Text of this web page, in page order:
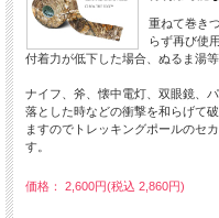
重ねて巻き
らず再び使
付着力が低下した場合、ぬるま湯
ナイフ、斧、懐中電灯、双眼鏡、
落とした時などの衝撃を和らげて
ますのでトレッキングポールのセ
す。
価格： 2,600円(税込 2,860円)